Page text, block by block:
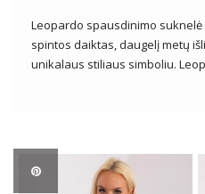
Leopardo spausdinimo
spintos daiktas, daugelį metų
unikalaus stiliaus simboliu.